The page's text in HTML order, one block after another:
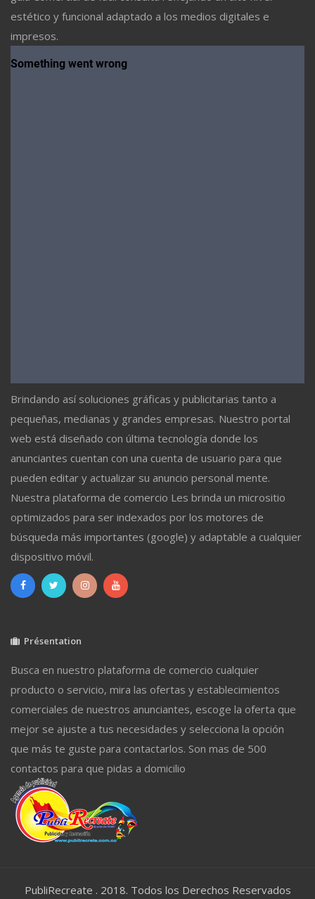
estético y funcional adaptado a los medios digitales e
impresos.
Brindando así soluciones gráficas y publicitarias tanto a
pequeñas, medianas y grandes empresas. Nuestro portal
web está diseñado con última tecnología donde los
anunciantes cuentan con una cuenta de usuario para que
pueden editar y actualizar su anuncio personal mente.
Nuestra plataforma de comercio Les brinda un micrositio
optimizados para ser indexados por los motores de
búsqueda más importantes (google) y adaptable a cualquier
dispositivo móvil.
Présentation
Busca en nuestro plataforma de comercio cualquier
producto o servicio, mira las ofertas y establecimientos
comerciales de nuestros anunciantes, escoge la oferta que
mejor se ajuste a tus necesidades y selecciona la opción
que más te guste para contactarlos. Son mas de 500
contactos para que pidas a domicilio
PubliRecreate . 2018. Todos los Derechos Reservados